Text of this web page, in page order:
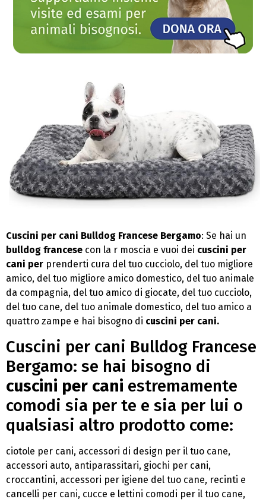
Cuscini per cani Bulldog Francese Bergamo: Se hai un
bulldog francese con la r moscia e vuoi dei cuscini per
cani per prenderti cura del tuo cucciolo, del tuo migliore
amico, del tuo migliore amico domestico, del tuo animale
da compagnia, del tuo amico di giocate, del tuo cucciolo,
del tuo cane, del tuo animale domestico, del tuo amico a
quattro zampe e hai bisogno di cuscini per cani.
Cuscini per cani Bulldog Francese
Bergamo: se hai bisogno di
cuscini per cani estremamente
comodi sia per te e sia per lui o
qualsiasi altro prodotto come:
ciotole per cani, accessori di design per il tuo cane,
accessori auto, antiparassitari, giochi per cani,
croccantini, accessori per igiene del tuo cane, recinti e
cancelli per cani, cucce e lettini comodi per il tuo cane,